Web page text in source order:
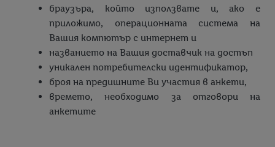
Общ преглед
Общи условия за получаването на нюзлетър
браузъра, който използвате и, ако е
приложимо, операционната система на
Вашия компютър с интернет и
названието на Вашия доставчик на достъп
уникален потребителски идентификатор,
броя на предишните Ви участия в анкети,
времето, необходимо за отговори на
анкетите